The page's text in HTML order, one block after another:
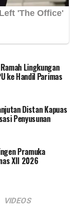
Lingkungan
ke Handil Parimas
Distan Kapuas
Penyusunan
Pramuka
XII 2026
VIDEOS